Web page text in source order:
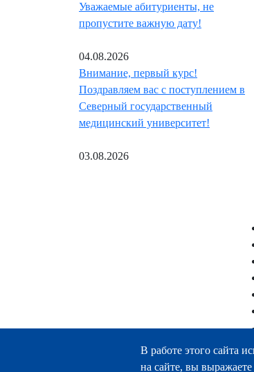
Уважаемые абитуриенты, не
пропустите важную дату!
04.08.2026
Внимание, первый курс!
Поздравляем вас с поступлением в
Северный государственный
медицинский университет!
03.08.2026
В работе этого сайта
на сайте, вы выражаете